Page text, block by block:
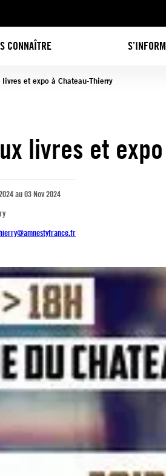
CONNAÎTRE
livres et expo à Chateau-Thierry
livres et
au 03 Nov 2024